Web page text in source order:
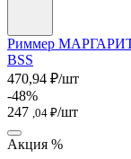
Риммер МАРГАРИТА
BSS
470,94 ₽/шт
-48%
247 ,04 ₽/шт
Акция %